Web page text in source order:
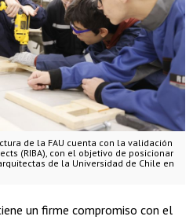
de la FAU cuenta con la validación
(RIBA), con el objetivo de posicionar
de la Universidad de Chile en
un firme compromiso con el